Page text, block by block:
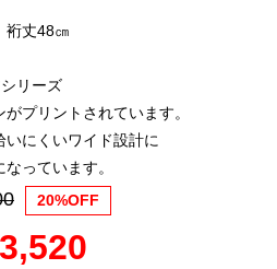
丈48㎝
リーズ
プリントされています。
いにくいワイド設計に
っています。
20%OFF